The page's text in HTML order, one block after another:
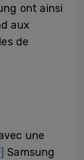
ont ainsi
aux
de
une
Samsung